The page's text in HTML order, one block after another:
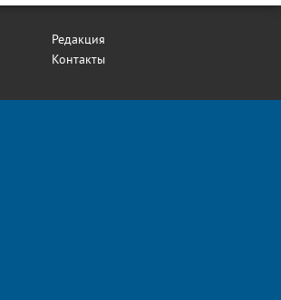
Редакция
Контакты